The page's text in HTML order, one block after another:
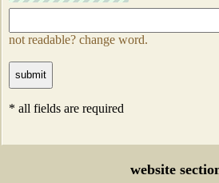
not readable? change word.
* all fields are required
website